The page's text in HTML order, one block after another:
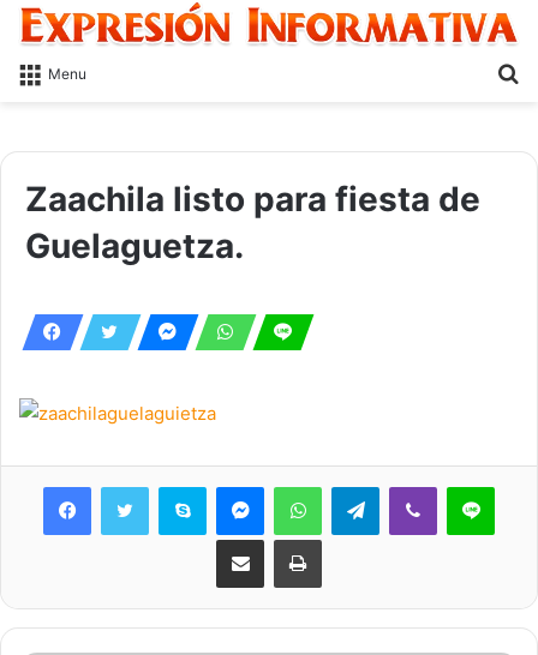
Menu
Zaachila listo para fiesta de
Guelaguetza.
Skype MessengerWhatsAppTelegramViber Line
Share via Email Print